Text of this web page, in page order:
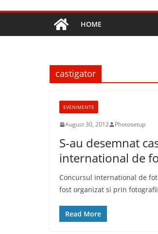
HOME
castigator
EVENIMENTE
August 30, 2012 Photosetup
S-au desemnat
international de
Concursul international de
fost organizat si prin
Read More